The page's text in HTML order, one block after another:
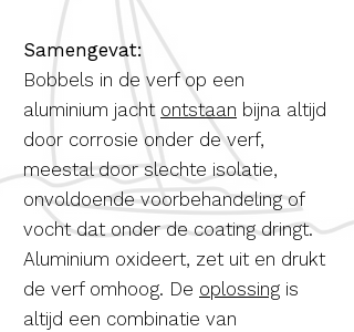
Samengevat:
Bobbels in de verf op een
aluminium jacht ontstaan bijna altijd
door corrosie onder de verf,
meestal door slechte isolatie,
onvoldoende voorbehandeling of
vocht dat onder de coating dringt.
Aluminium oxideert, zet uit en drukt
de verf omhoog. De oplossing is
altijd een combinatie van